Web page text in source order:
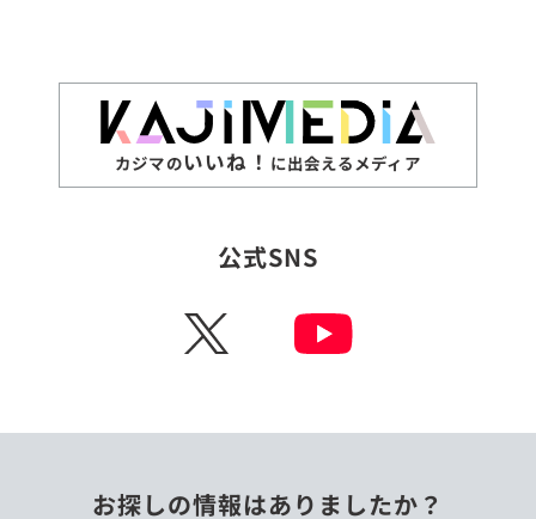
カジマのいいね！ に出会えるメディア
公式SNS
X
お探しの情報はありましたか？